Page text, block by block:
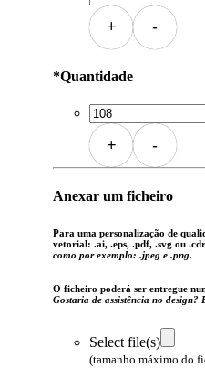
+ -
*Quantidade
+ -
Anexar um ficheiro
Para uma personalização de
vetorial: .ai, .eps, .pdf, .svg ou
como por exemplo: .jpeg e .png.
O ficheiro poderá ser entregue
Gostaria de assistência no design?
Select file(s)
(tamanho máximo do